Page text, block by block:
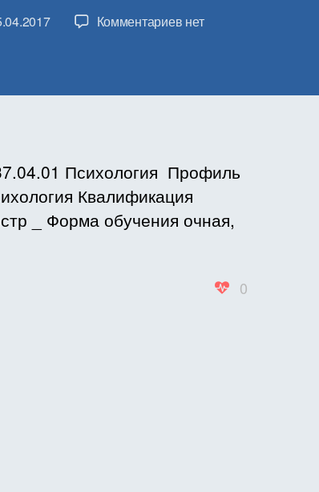
Комментариевк
ДИСЦИПЛИНЫ
КОМПЕТЕНТНОСТИ
ДЕЯТЕЛЬНОСТИ
ПСИХОЛОГА
нет
Психология Профиль
Квалификация
_ Форма обучения очная,
0